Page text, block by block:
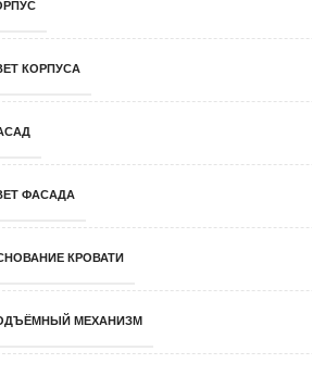
КОРПУСА
ФАСАДА
КРОВАТИ
МЕХАНИЗМ